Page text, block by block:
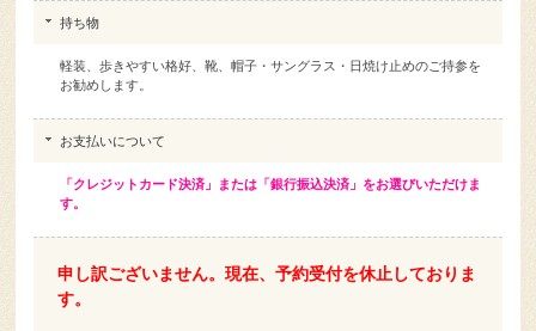
持ち物
軽装、歩きやすい格好、靴、帽子・サングラス・日焼け止めのご持参を
お勧めします。
お支払いについて
「クレジットカード決済」または「銀行振込決済」をお選びいただけま
す。
申し訳ございません。現在、予約受付を休止しておりま
す。